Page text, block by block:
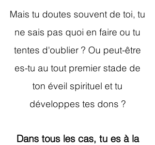
Mais tu doutes souvent de toi, tu
ne sais pas quoi en faire ou tu
tentes d'oublier ? Ou peut-être
es-tu au tout premier stade de
ton éveil spirituel et tu
développes tes dons ?
Dans tous les cas, tu es à la